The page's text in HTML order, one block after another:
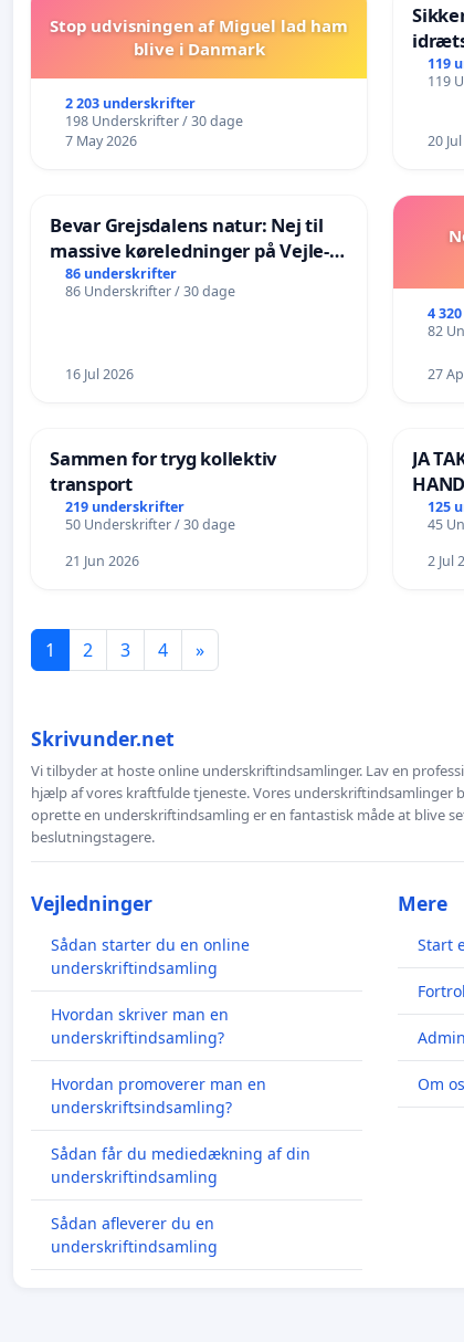
Stop udvisningen af Miguel lad ham
blive i Danmark
2 203 underskrifter
198 Underskrifter / 30 dage
7 May 2026
119
119
20
Bevar Grejsdalens natur: Nej til
massive køreledninger på Vejle-
Struer-banen
86 underskrifter
86 Underskrifter / 30 dage
16 Jul 2026
4
82
27
Sammen for tryg kollektiv
transport
219 underskrifter
50 Underskrifter / 30 dage
21 Jun 2026
JA
125
45
2 Jul
1 2 3 4 »
Skrivunder.net
Vi tilbyder at hoste online underskriftindsamlinger. Lav en
hjælp af vores kraftfulde tjeneste. Vores underskriftindsamlinger
oprette en underskriftindsamling er en fantastisk måde at blive
beslutningstagere.
Vejledninger
Sådan starter du en online
underskriftindsamling
Hvordan skriver man en
underskriftindsamling?
Hvordan promoverer man en
underskriftsindsamling?
Sådan får du mediedækning af din
underskriftindsamling
Sådan afleverer du en
underskriftindsamling
Mere
Start
Om os